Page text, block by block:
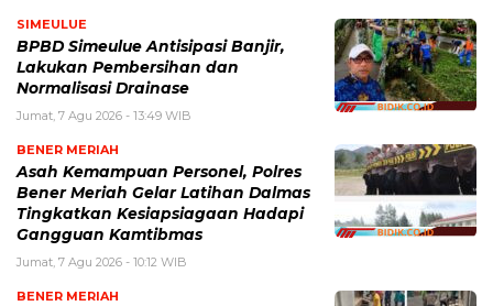
SIMEULUE
BPBD Simeulue Antisipasi Banjir,
Lakukan Pembersihan dan
Normalisasi Drainase
Jumat, 7 Agu 2026 - 13:49 WIB
BENER MERIAH
Asah Kemampuan Personel, Polres
Bener Meriah Gelar Latihan Dalmas
Tingkatkan Kesiapsiagaan Hadapi
Gangguan Kamtibmas
Jumat, 7 Agu 2026 - 10:12 WIB
BENER MERIAH